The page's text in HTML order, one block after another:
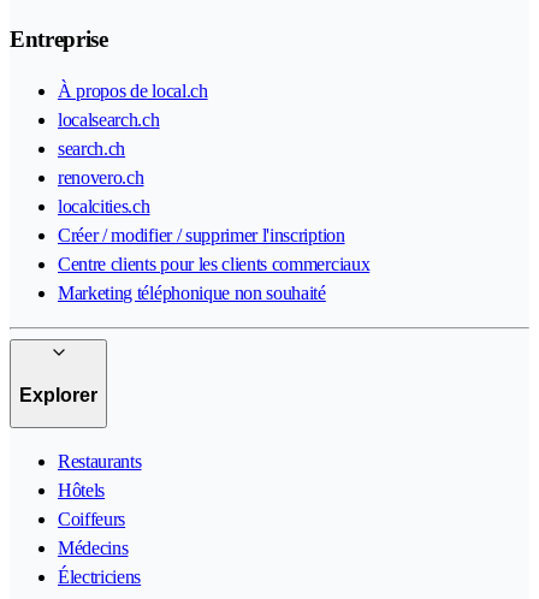
Entreprise
À propos de local.ch
localsearch.ch
search.ch
renovero.ch
localcities.ch
Créer / modifier / supprimer l'inscription
Centre clients pour les clients commerciaux
Marketing téléphonique non souhaité
Explorer
Restaurants
Hôtels
Coiffeurs
Médecins
Électriciens